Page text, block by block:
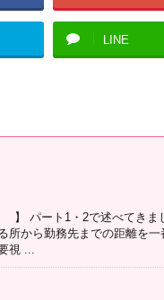
LINE
ート1・2で述べてきま
から勤務先までの距離を一
視 ...